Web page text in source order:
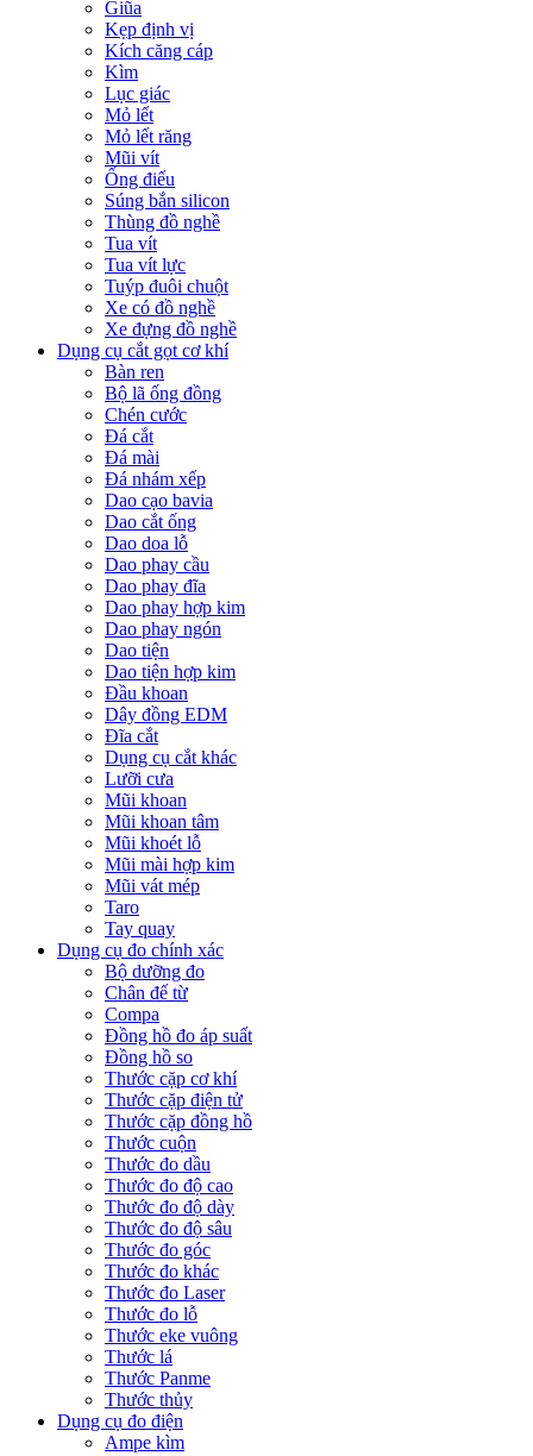
Giũa
Kẹp định vị
Kích căng cáp
Kìm
Lục giác
Mỏ lết
Mỏ lết răng
Mũi vít
Ống điếu
Súng bắn silicon
Thùng đồ nghề
Tua vít
Tua vít lực
Tuýp đuôi chuột
Xe có đồ nghề
Xe đựng đồ nghề
Dụng cụ cắt gọt cơ khí
Bàn ren
Bộ lã ống đồng
Chén cước
Đá cắt
Đá mài
Đá nhám xếp
Dao cạo bavia
Dao cắt ống
Dao doa lỗ
Dao phay cầu
Dao phay đĩa
Dao phay hợp kim
Dao phay ngón
Dao tiện
Dao tiện hợp kim
Đầu khoan
Dây đồng EDM
Đĩa cắt
Dụng cụ cắt khác
Lưỡi cưa
Mũi khoan
Mũi khoan tâm
Mũi khoét lỗ
Mũi mài hợp kim
Mũi vát mép
Taro
Tay quay
Dụng cụ đo chính xác
Bộ dưỡng đo
Chân đế từ
Compa
Đồng hồ đo áp suất
Đồng hồ so
Thước cặp cơ khí
Thước cặp điện tử
Thước cặp đồng hồ
Thước cuộn
Thước đo dầu
Thước đo độ cao
Thước đo độ dày
Thước đo độ sâu
Thước đo góc
Thước đo khác
Thước đo Laser
Thước đo lỗ
Thước eke vuông
Thước lá
Thước Panme
Thước thủy
Dụng cụ đo điện
Ampe kìm